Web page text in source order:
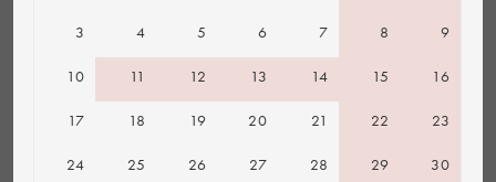
3 4 5 6 7 8 9
10 11 12 13 14 15 16
17 18 19 20 21 22 23
24 25 26 27 28 29 30